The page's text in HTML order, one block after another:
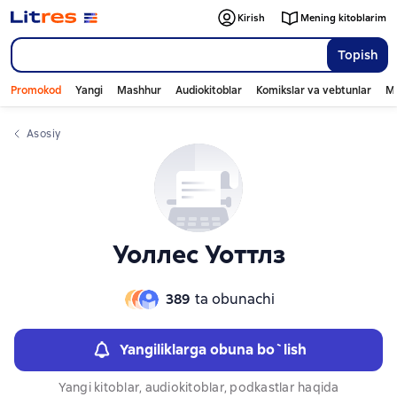
Topish
Kirish Mening kitoblarim
Promokod Yangi Mashhur Audiokitoblar Komikslar va vebtunlar
Asosiy
Уоллес Уоттлз
389 ta obunachi
Yangiliklarga obuna bo`lish
Yangi kitoblar, audiokitoblar, podkastlar haqida
Слайдер с книгами
Слайдер с книгами